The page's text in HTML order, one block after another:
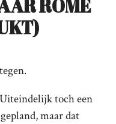
ROME
toch een
maar dat